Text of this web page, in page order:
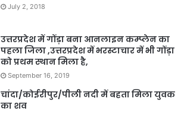
July 2, 2018
उत्तरप्रदेश में गोंड़ा बना आनलाइन कम्प्लेन का
पहला जिला ,उत्तरप्रदेश में भरस्टाचार में भी गोंड़ा
को प्रथम स्थान मिला है,
September 16, 2019
चांदा/कोईरीपुर/पीली नदी में बहता मिला युवक
का शव